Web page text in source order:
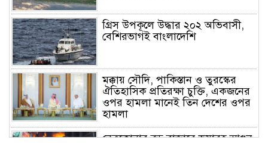
গ্রিস উপকূলে উদ্ধার ২০২ অভিবাসী,
বেশিরভাগই বাংলাদেশি
মক্কায় সৌদি, পাকিস্তান ও তুরস্কের
ঐতিহাসিক প্রতিরক্ষা চুক্তি, একজনের
ওপর হামলা মানেই তিন দেশের ওপর
হামলা
নেত্রকোনার বড় বাজারে ভয়াবহ আগুন,